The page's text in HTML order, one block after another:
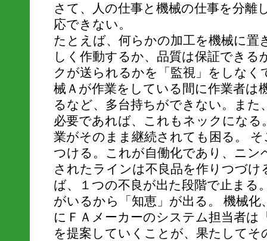
さて、人の仕事と機械の仕事を分離
応できない。
たとえば、何らかの加工を機械に置
しく作動するか、品質は保証できる
クが送られるかを「監視」をしな
械Ａが作業をしている間に作業者は
るなど、多台持ちができない。また
必要であれば、これもネックになる
業がそのまま継続されても困る。
つける。これが自働化であり、ニン
されたラインは不良品を作りつづけ
ば、１つの不良が出た段階で止まる
がいるから「知恵」が出る。 機械
にＦＡメーカーのシステム担当者は
を提案していくことが、果たして